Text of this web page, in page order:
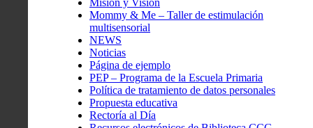
Mommy & Me – Taller de estimulación
multisensorial
NEWS
Noticias
Página de ejemplo
PEP – Programa de la Escuela Primaria
Política de tratamiento de datos personales
Propuesta educativa
Rectoría al Día